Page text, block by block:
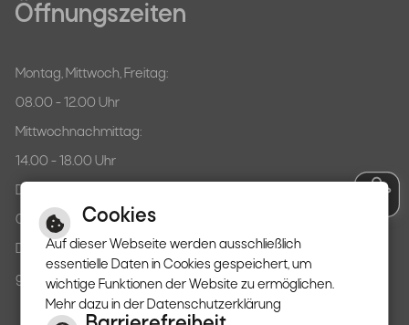
Öffnungszeiten
Montag, Mittwoch, Freitag:
08.00 - 12.00 Uhr
Mittwochnachmittag:
14.00 - 18.00 Uhr
Donnerstag:
07.30 - 12.00 Uhr
Dienstag:
ganztägig geschlossen
Cookies
Auf dieser Webseite werden ausschließlich
essentielle Daten in Cookies gespeichert, um
wichtige Funktionen der Website zu ermöglichen.
Mehr dazu in der Datenschutzerklärung